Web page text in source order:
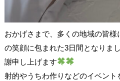
おかげさまで、多くの地域の皆
の笑顔に包まれた3日間となりま
謝申し上げます
射的やうちわ作りなどのイベン